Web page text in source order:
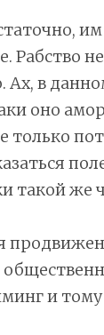
Рабство
в
оно
такой же
и